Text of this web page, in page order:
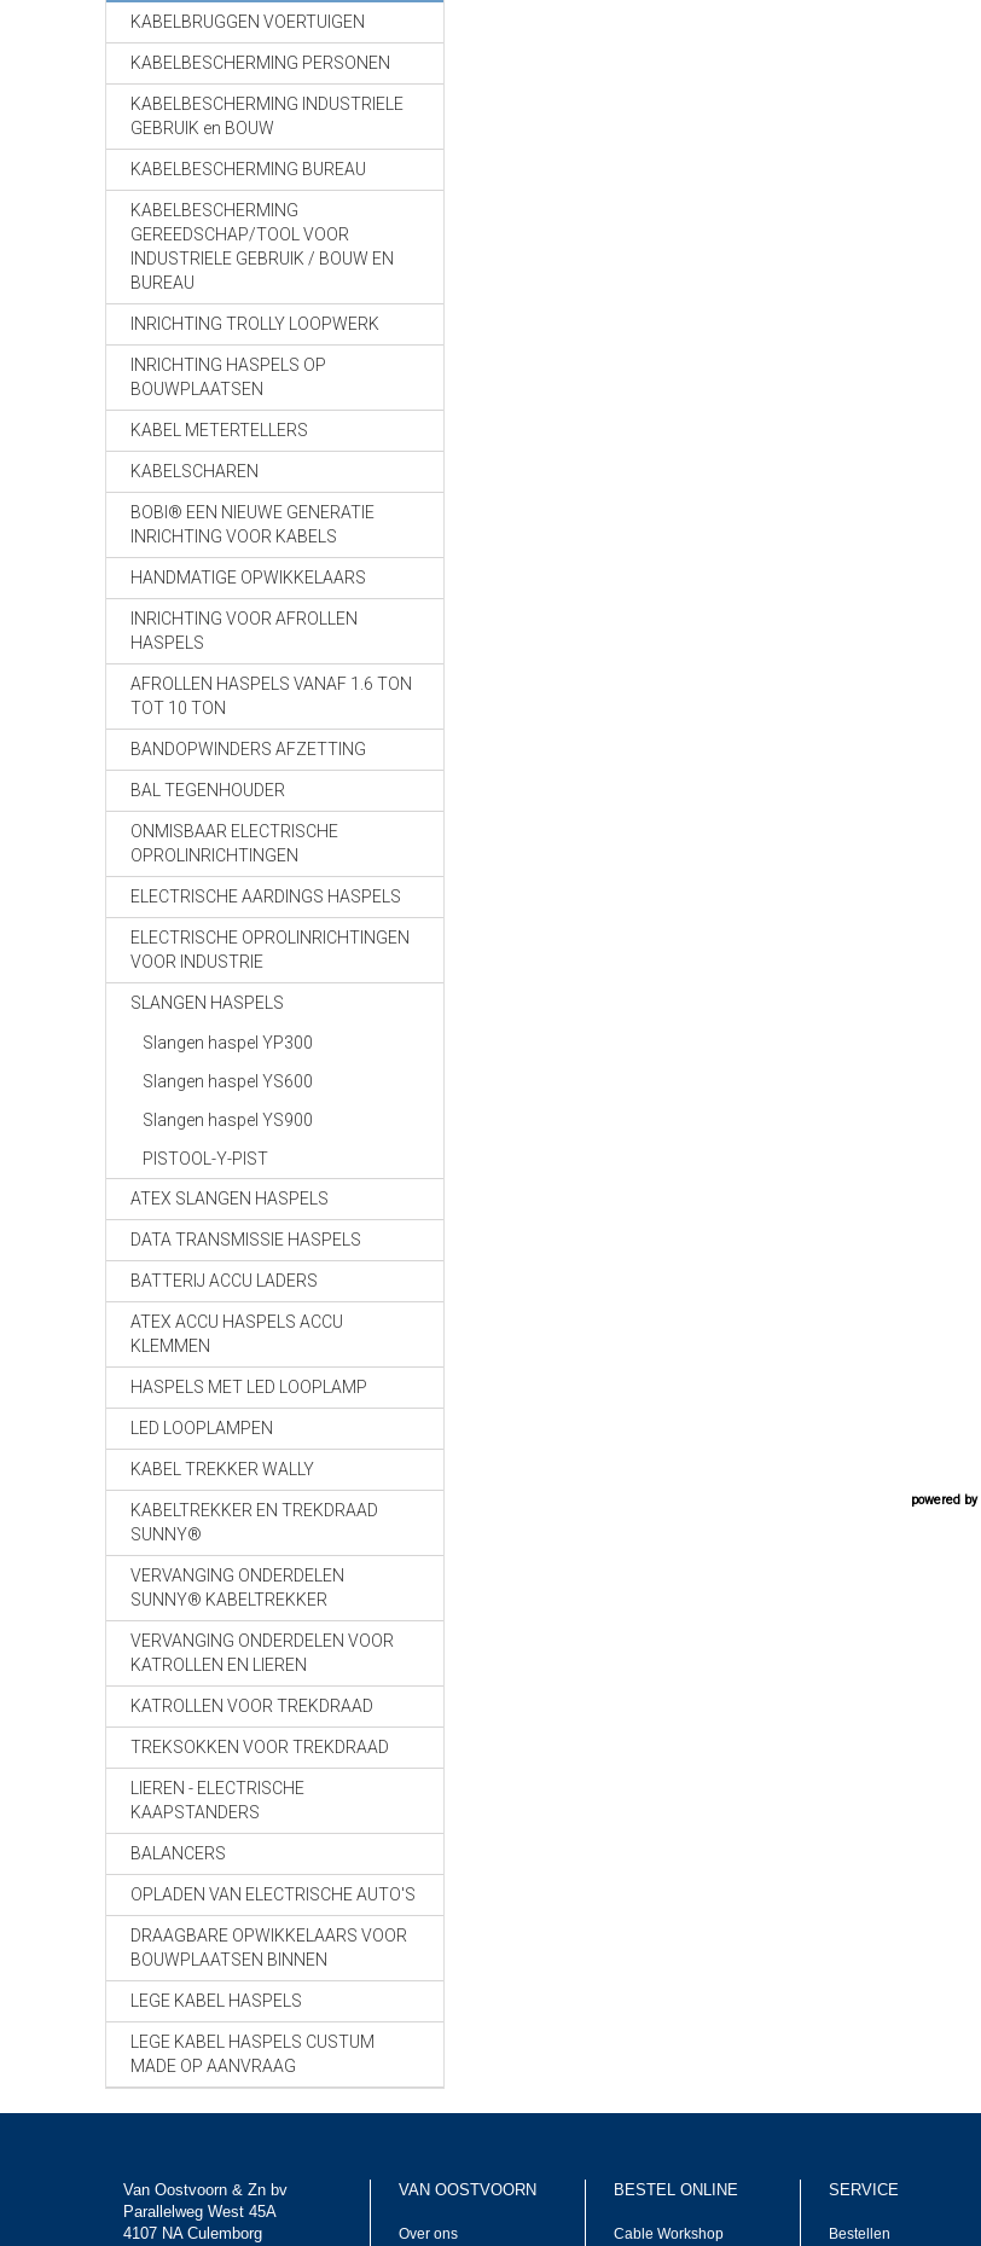
KABELBRUGGEN VOERTUIGEN
KABELBESCHERMING PERSONEN
KABELBESCHERMING INDUSTRIELE
GEBRUIK en BOUW
KABELBESCHERMING BUREAU
KABELBESCHERMING
GEREEDSCHAP/TOOL VOOR
INDUSTRIELE GEBRUIK / BOUW EN
BUREAU
INRICHTING TROLLY LOOPWERK
INRICHTING HASPELS OP
BOUWPLAATSEN
KABEL METERTELLERS
KABELSCHAREN
BOBI® EEN NIEUWE GENERATIE
INRICHTING VOOR KABELS
HANDMATIGE OPWIKKELAARS
INRICHTING VOOR AFROLLEN
HASPELS
AFROLLEN HASPELS VANAF 1.6 TON
TOT 10 TON
BANDOPWINDERS AFZETTING
BAL TEGENHOUDER
ONMISBAAR ELECTRISCHE
OPROLINRICHTINGEN
ELECTRISCHE AARDINGS HASPELS
ELECTRISCHE OPROLINRICHTINGEN
VOOR INDUSTRIE
SLANGEN HASPELS
Slangen haspel YP300
Slangen haspel YS600
Slangen haspel YS900
PISTOOL-Y-PIST
ATEX SLANGEN HASPELS
DATA TRANSMISSIE HASPELS
BATTERIJ ACCU LADERS
ATEX ACCU HASPELS ACCU
KLEMMEN
HASPELS MET LED LOOPLAMP
LED LOOPLAMPEN
KABEL TREKKER WALLY
KABELTREKKER EN TREKDRAAD
SUNNY®
VERVANGING ONDERDELEN
SUNNY® KABELTREKKER
VERVANGING ONDERDELEN VOOR
KATROLLEN EN LIEREN
KATROLLEN VOOR TREKDRAAD
TREKSOKKEN VOOR TREKDRAAD
LIEREN - ELECTRISCHE
KAAPSTANDERS
BALANCERS
OPLADEN VAN ELECTRISCHE AUTO'S
DRAAGBARE OPWIKKELAARS VOOR
BOUWPLAATSEN BINNEN
LEGE KABEL HASPELS
LEGE KABEL HASPELS CUSTUM
MADE OP AANVRAAG
powered by
Van Oostvoorn & Zn bv
Parallelweg West 45A
4107 NA Culemborg
VAN OOSTVOORN
Over ons
BESTEL ONLINE
Cable Workshop
SERVICE
Bestellen